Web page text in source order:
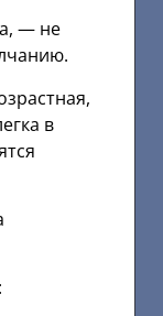
— не
в